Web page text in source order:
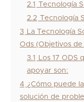
2.1
Tecnología
2.2
Tecnología
3 La Tecnología
Ods (Objetivos
3.1
Los 17 ODS
apoyar son:
4 ¿Cómo puede
solución de